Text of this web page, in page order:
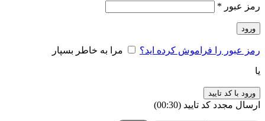
رمز عبور *
ورود
رمز عبور را فراموش کرده اید؟ مرا به خاطر بسپار
یا
ورود با کد تایید
ارسال مجدد کد تایید (00:
30
)